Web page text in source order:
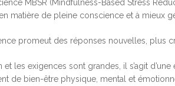
MBSR (Mindfulness-Based Stress
matière de pleine conscience et à mieux
promeut des réponses nouvelles, plus
et les exigences sont grandes, il s’agit
de bien-être physique, mental et